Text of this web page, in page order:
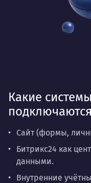
Какие
подключаются
Сайт (формы,
Битрикс24 как
данными.
Внутренние